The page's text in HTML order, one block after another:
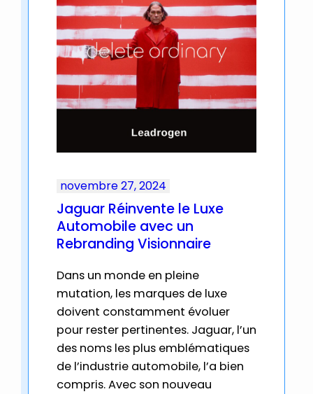
novembre 27, 2024
Jaguar Réinvente le Luxe
Automobile avec un
Rebranding Visionnaire
Dans un monde en pleine
mutation, les marques de luxe
doivent constamment évoluer
pour rester pertinentes. Jaguar, l’un
des noms les plus emblématiques
de l’industrie automobile, l’a bien
compris. Avec son nouveau